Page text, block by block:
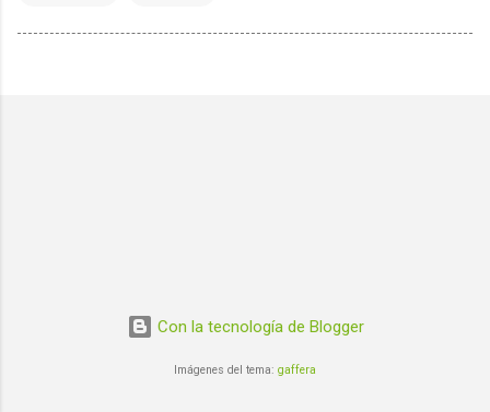
Con la tecnología de Blogger
Imágenes del tema: gaffera